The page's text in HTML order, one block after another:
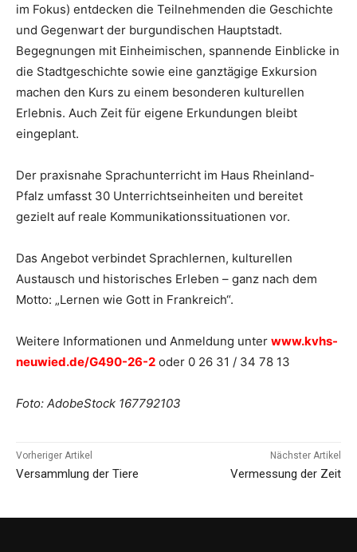
im Fokus) entdecken die Teilnehmenden die Geschichte
und Gegenwart der burgundischen Hauptstadt.
Begegnungen mit Einheimischen, spannende Einblicke in
die Stadtgeschichte sowie eine ganztägige Exkursion
machen den Kurs zu einem besonderen kulturellen
Erlebnis. Auch Zeit für eigene Erkundungen bleibt
eingeplant.
Der praxisnahe Sprachunterricht im Haus Rheinland-
Pfalz umfasst 30 Unterrichtseinheiten und bereitet
gezielt auf reale Kommunikationssituationen vor.
Das Angebot verbindet Sprachlernen, kulturellen
Austausch und historisches Erleben – ganz nach dem
Motto: „Lernen wie Gott in Frankreich“.
Weitere Informationen und Anmeldung unter www.kvhs-
neuwied.de/G490-26-2 oder 0 26 31 / 34 78 13
Foto: AdobeStock 167792103
Vorheriger Artikel
Versammlung der Tiere
Nächster Artikel
Vermessung der Zeit